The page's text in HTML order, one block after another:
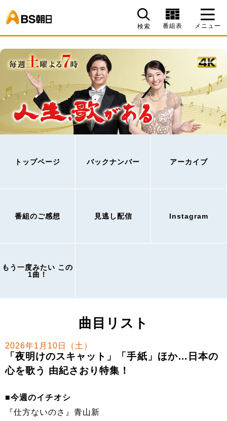
検索 番組表 メニュー
トップページ バックナンバー アーカイブ
番組のご感想 見逃し配信 Instagram
もう一度みたい この
1曲！
曲目リスト
2026年1月10日（土）
「夜明けのスキャット」「手紙」ほか…日本の
心を歌う 由紀さおり特集！
■今週のイチオシ
『仕方ないのさ』青山新